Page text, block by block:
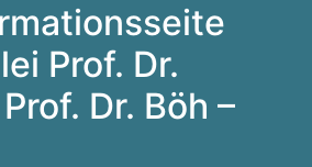
Prof. Dr.
Dr. Böh –